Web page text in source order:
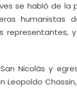
se habló de
humanistas
representantes,
Nicolás y